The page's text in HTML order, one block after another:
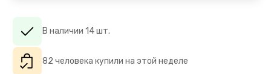
В наличии 14 шт.
82 человека купили на этой неделе